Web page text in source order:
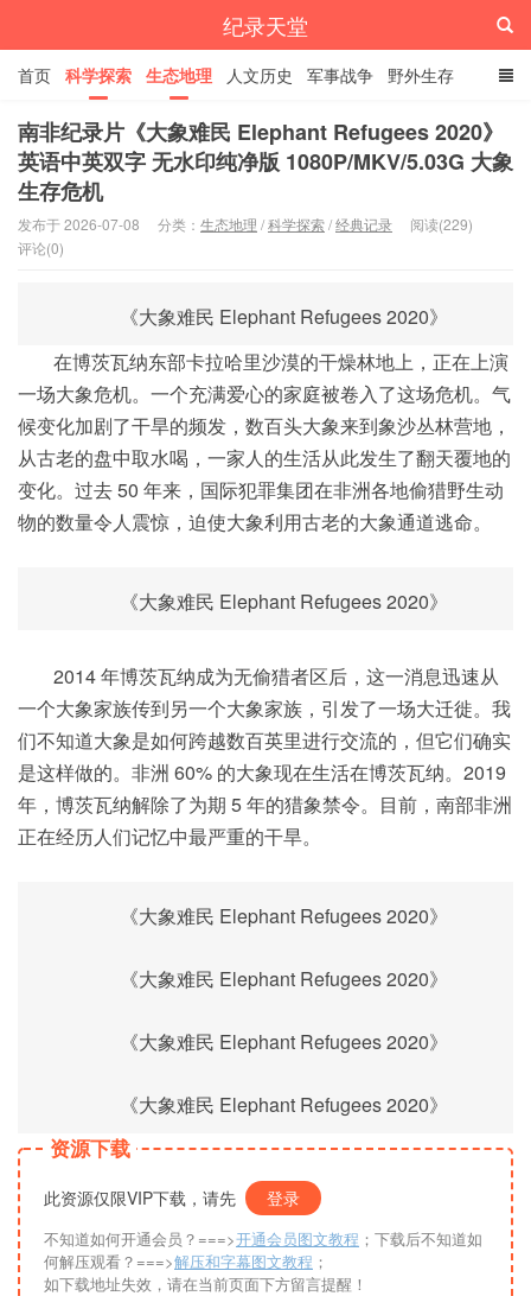
纪录天堂
首页 科学探索 生态地理 人文历史 军事战争 野外生存
经典纪录 4K纪录片 精品资源
南非纪录片《大象难民 Elephant Refugees 2020》
英语中英双字 无水印纯净版 1080P/MKV/5.03G 大象
生存危机
发布于 2026-07-08 分类： 生态地理 /科学探索/经典记录
阅读(229)
评论(0)
《大象难民 Elephant Refugees 2020》
在博茨瓦纳东部卡拉哈里沙漠的干燥林地上，正在上演
一场大象危机。一个充满爱心的家庭被卷入了这场危机。气
候变化加剧了干旱的频发，数百头大象来到象沙丛林营地，
从古老的盘中取水喝，一家人的生活从此发生了翻天覆地的
变化。过去 50 年来，国际犯罪集团在非洲各地偷猎野生动
物的数量令人震惊，迫使大象利用古老的大象通道逃命。
《大象难民 Elephant Refugees 2020》
2014 年博茨瓦纳成为无偷猎者区后，这一消息迅速从
一个大象家族传到另一个大象家族，引发了一场大迁徙。我
们不知道大象是如何跨越数百英里进行交流的，但它们确实
是这样做的。非洲 60% 的大象现在生活在博茨瓦纳。2019
年，博茨瓦纳解除了为期 5 年的猎象禁令。目前，南部非洲
正在经历人们记忆中最严重的干旱。
《大象难民 Elephant Refugees 2020》
《大象难民 Elephant Refugees 2020》
《大象难民 Elephant Refugees 2020》
《大象难民 Elephant Refugees 2020》
资源下载
此资源仅限VIP下载，请先 登录
不知道如何开通会员？===>开通会员图文教程 ；下载后不知道如
何解压观看？===>解压和字幕图文教程 ；
如下载地址失效，请在当前页面下方留言提醒！